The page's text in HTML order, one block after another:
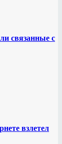
связанные с
взлетел